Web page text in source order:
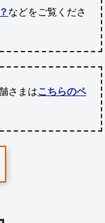
などをご覧くださ
さまはこちらのペ